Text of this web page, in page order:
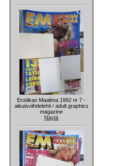
Erotiikan Maailma 1992 nr 7 -
aikuisviihdelehti / adult graphics
magazine
Näytä